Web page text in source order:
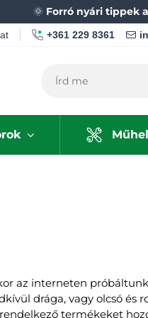
🌞 Forró nyári tippek
+361 229 8361
az interneten
drága, vagy olcsó és
termékeket